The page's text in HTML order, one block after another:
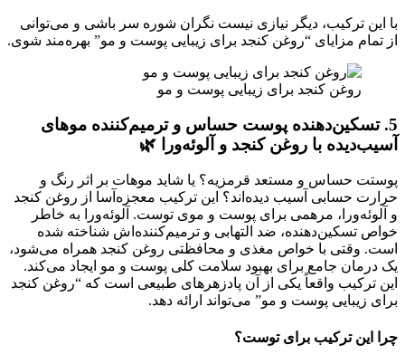
با این ترکیب، دیگر نیازی نیست نگران شوره سر باشی و می‌توانی
از تمام مزایای “روغن کنجد برای زیبایی پوست و مو” بهره‌مند شوی.
روغن کنجد برای زیبایی پوست و مو
5. تسکین‌دهنده پوست حساس و ترمیم‌کننده موهای
آسیب‌دیده با روغن کنجد و آلوئه‌ورا 🌿
پوستت حساس و مستعد قرمزیه؟ یا شاید موهات بر اثر رنگ و
حرارت حسابی آسیب دیده‌اند؟ این ترکیب معجزه‌آسا از روغن کنجد
و آلوئه‌ورا، مرهمی برای پوست و موی توست. آلوئه‌ورا به خاطر
خواص تسکین‌دهنده، ضد التهابی و ترمیم‌کننده‌اش شناخته شده
است. وقتی با خواص مغذی و محافظتی روغن کنجد همراه می‌شود،
یک درمان جامع برای بهبود سلامت کلی پوست و مو ایجاد می‌کند.
این ترکیب واقعاً یکی از آن پادزهرهای طبیعی است که “روغن کنجد
برای زیبایی پوست و مو” می‌تواند ارائه دهد.
چرا این ترکیب برای توست؟